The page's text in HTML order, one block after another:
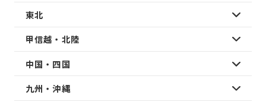
東北
甲信越・北陸
中国・四国
九州・沖縄